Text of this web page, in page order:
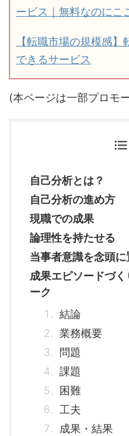
ービス｜無料なのにこ
【転職市場の規模感
できるサービス
(本ページは一部プロモ
自己分析とは？
自己分析の進め方
現職での成果
論理性を持たせる
当事者意識を念頭に
成果エピソードづ
ーク
結論
業務概要
問題
課題
困難
工夫
成果・結果